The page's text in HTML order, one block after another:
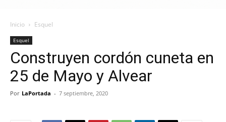
Portada
Inicio Esquel
Esquel
Construyen cordón cuneta en
25 de Mayo y Alvear
Por LaPortada - 7 septiembre, 2020